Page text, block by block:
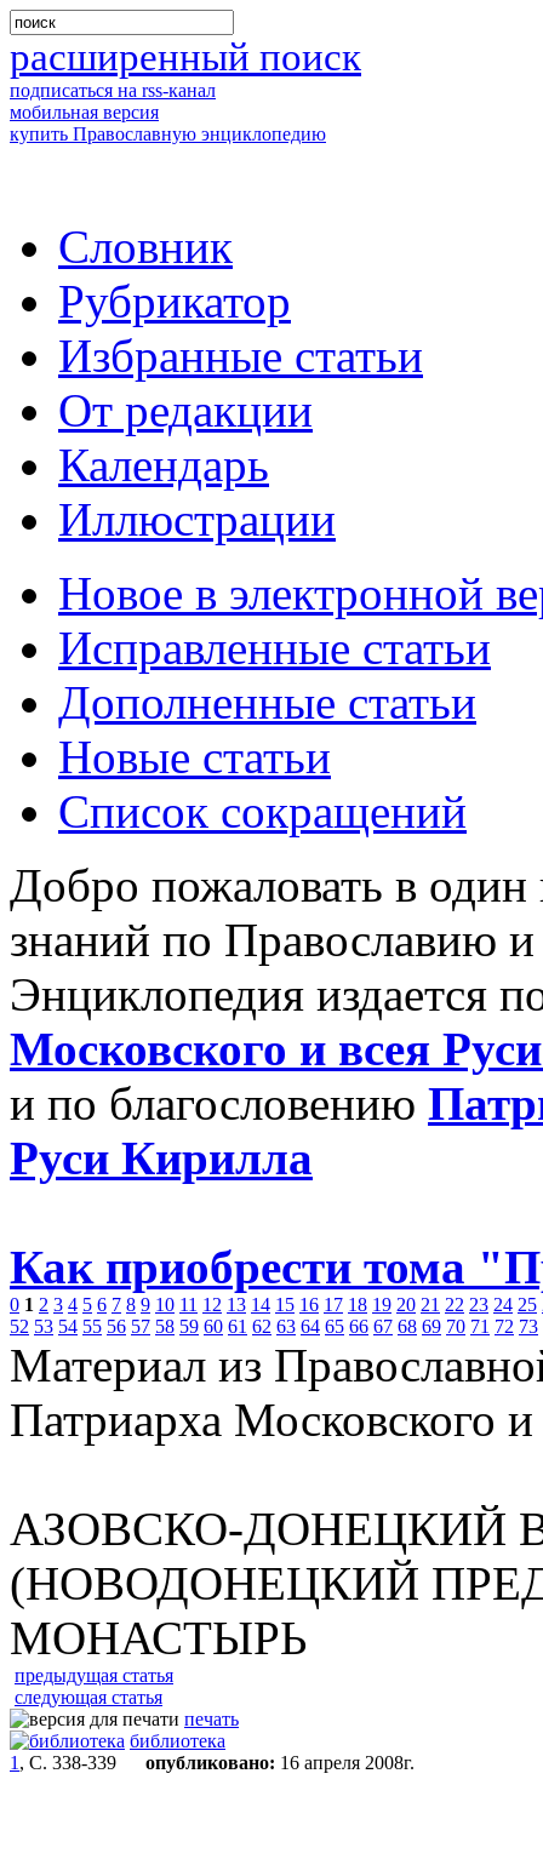
расширенный поиск
подписаться на rss-канал
мобильная версия
купить Православную энциклопедию
Словник
Рубрикатор
Избранные статьи
От редакции
Календарь
Иллюстрации
Новое в электронной
Исправленные статьи
Дополненные статьи
Новые статьи
Список сокращений
Добро пожаловать в
знаний по Православию
Энциклопедия издается
Московского и всея
и по благословению
Руси Кирилла
Как приобрести тома
0 1 2 3 4 5 6 7 8 9 10 11 12 13 14 15 16 17 18 19 20 21 22 23 24 25
52 53 54 55 56 57 58 59 60 61 62 63 64 65 66 67 68 69 70 71 72 73
Материал из
Патриарха Московского
АЗОВСКО-ДОНЕЦКИЙ
(НОВОДОНЕЦКИЙ
МОНАСТЫРЬ
предыдущая статья
следующая статья
печать
библиотека
1 , С. 338-339 опубликовано: 16 апреля 2008г.